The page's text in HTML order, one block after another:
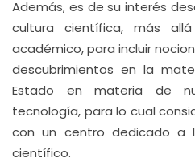
Además, es de su interés
cultura científica, más
académico, para incluir
descubrimientos en la
Estado en materia de
tecnología, para lo cual
con un centro dedicado a
científico.